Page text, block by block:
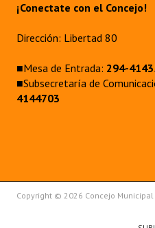
¡Conectate con el Concejo!
Dirección: Libertad 80
■Mesa de Entrada: 294-
■Subsecretaría de
4144703
Copyright © 2026 Concejo